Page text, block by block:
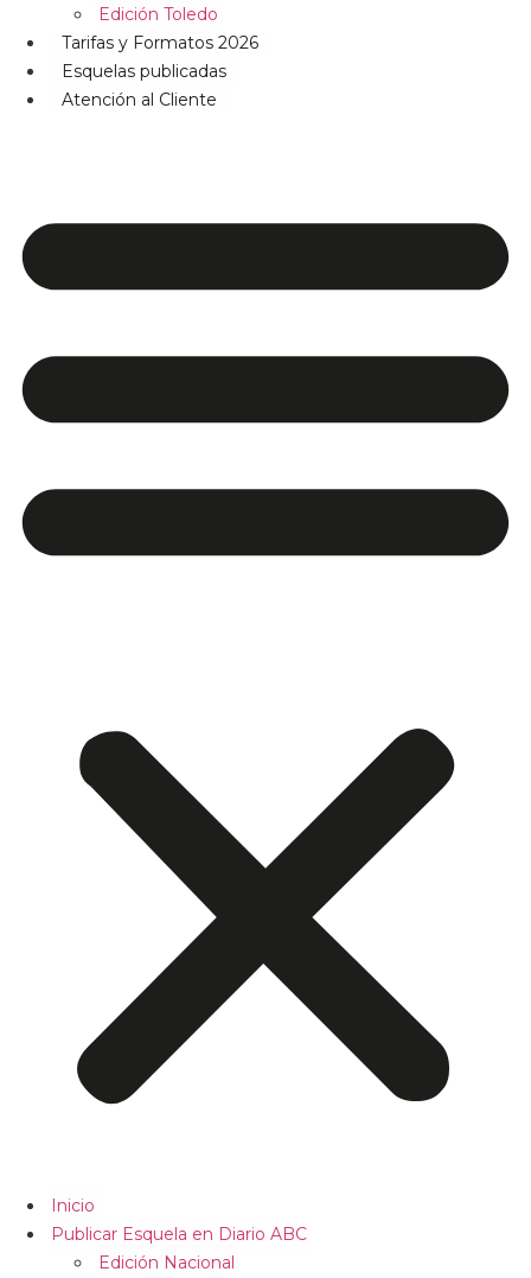
Edición Toledo
Tarifas y Formatos 2026
Esquelas publicadas
Atención al Cliente
Inicio
Publicar Esquela en Diario ABC
Edición Nacional